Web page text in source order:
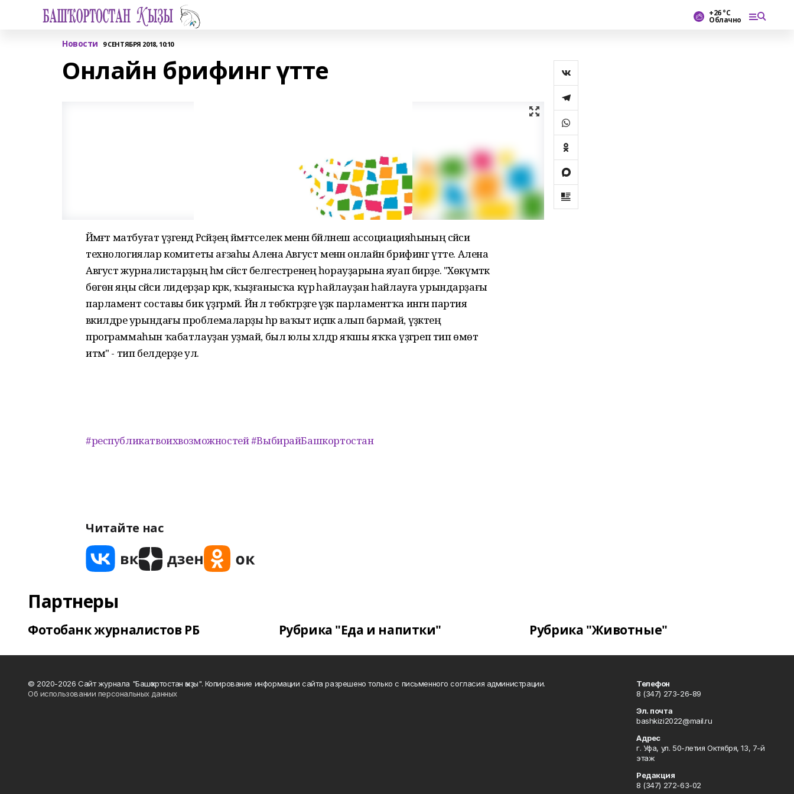
+26 °С
Облачно
Новости 9 СЕНТЯБРЯ 2018, 10:10
Онлайн брифинг үтте
Йәмәғәт матбуғат үҙәгендә Рәсәйҙең йәмәғәтселек менән бәйләнеш ассоциацияһының сәйәси
технологиялар комитеты ағзаһы Алена Август менән онлайн брифинг үтте. Алена
Август журналистарҙың һәм сәйәсәт белгестәренең һорауҙарына яуап бирҙе. "Хөкүмәткә
бөгөн яңы сәйәси лидерҙар кәрәк, ҡыҙғанысҡа күрә һайлауҙан һайлауға урындарҙағы
парламент составы бик үҙгәрмәй. Йәнә лә төбәктәрҙәге үҙәк парламентҡа ингән партия
вәкилдәре урындағы проблемаларҙы һәр ваҡыт иҫәпкә алып бармай, үҙәктең
программаһын ҡабатлауҙан уҙмай, был юлы хәлдәр яҡшы яҡҡа үҙгәреп тип өмөт
итәм" - тип белдерҙе ул.
#республикатвоихвозможностей#ВыбирайБашкортостан
Читайте нас
Партнеры
Фотобанк журналистов РБ Рубрика "Еда и напитки" Рубрика "Животные"
© 2020-2026 Сайт журнала "Башҡортостан ҡыҙы". Копирование информации сайта разрешено только с письменного согласия администрации.
Об использовании персональных данных
Телефон
8 (347) 273-26-89
Эл. почта
bashkizi2022@mail.ru
Адрес
г. Уфа, ул. 50-летия Октября, 13, 7-й
этаж
Редакция
8 (347) 272-63-02